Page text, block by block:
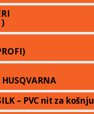
– PVC nit za košnju